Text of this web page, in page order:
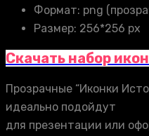
Формат: png
Размер: 256*256 px
Скачать набор
Прозрачные “Иконки
идеально подойдут
для презентации или